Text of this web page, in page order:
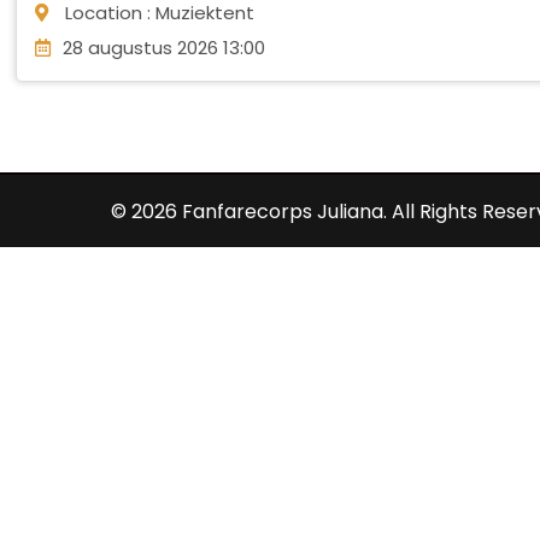
Location : Muziektent
28 augustus 2026 13:00
© 2026 Fanfarecorps Juliana. All Rights